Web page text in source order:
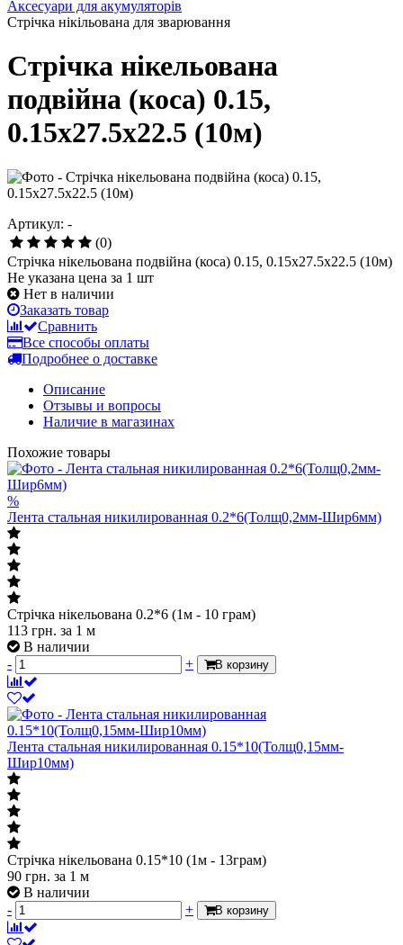
Аксесуари для акумуляторів
Стрічка нікільована для зварювання
Стрічка нікельована
подвійна (коса) 0.15,
0.15х27.5х22.5 (10м)
Артикул: -
(0)
Стрічка нікельована подвійна (коса) 0.15, 0.15х27.5х22.5 (10м)
Не указана цена за 1 шт
Нет в наличии
Заказать товар
Сравнить
Все способы оплаты
Подробнее о доставке
Описание
Отзывы и вопросы
Наличие в магазинах
Похожие товары
%
Лента стальная никилированная 0.2*6(Толщ0,2мм-Шир6мм)
Стрічка нікельована 0.2*6 (1м - 10 грам)
113 грн. за 1 м
В наличии
-
+ В корзину
Лента стальная никилированная 0.15*10(Толщ0,15мм-
Шир10мм)
Стрічка нікельована 0.15*10 (1м - 13грам)
90 грн. за 1 м
В наличии
-
+ В корзину